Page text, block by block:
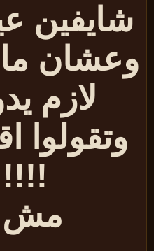
ما
لازم
وتقولوا
مش